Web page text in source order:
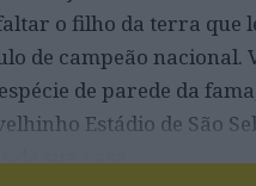
o filho da terra que
de campeão nacional.
de parede da
Estádio de São
de sua casa.